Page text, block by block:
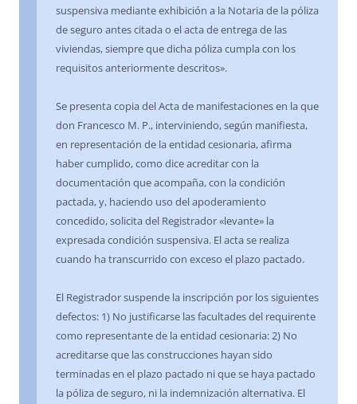
suspensiva mediante exhibición a la Notaria de la póliza
de seguro antes citada o el acta de entrega de las
viviendas, siempre que dicha póliza cumpla con los
requisitos anteriormente descritos».
Se presenta copia del Acta de manifestaciones en la que
don Francesco M. P., interviniendo, según manifiesta,
en representación de la entidad cesionaria, afirma
haber cumplido, como dice acreditar con la
documentación que acompaña, con la condición
pactada, y, haciendo uso del apoderamiento
concedido, solicita del Registrador «levante» la
expresada condición suspensiva. El acta se realiza
cuando ha transcurrido con exceso el plazo pactado.
El Registrador suspende la inscripción por los siguientes
defectos: 1) No justificarse las facultades del requirente
como representante de la entidad cesionaria: 2) No
acreditarse que las construcciones hayan sido
terminadas en el plazo pactado ni que se haya pactado
la póliza de seguro, ni la indemnización alternativa. El